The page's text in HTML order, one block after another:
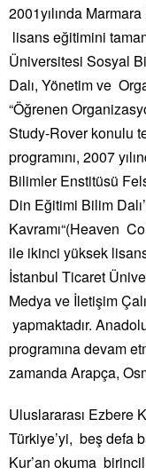
2001yılında
lisans eğitimini
Üniversitesi Sosyal
Dalı, Yönetim ve
“Öğrenen
Study-Rover konulu
programını, 2007
Bilimler Enstitüsü
Din Eğitimi Bilim
Kavramı“(Heaven
ile ikinci yüksek
İstanbul Ticaret
Medya ve İletişim
yapmaktadır.
programına devam
zamanda Arapça,
Uluslararası Ezbere
Türkiye’yi, beş defa
Kur’an okuma